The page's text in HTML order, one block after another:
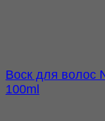
Воск для волос
100ml